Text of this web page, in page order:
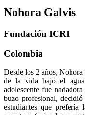
Nohora Galvis
Fundación ICRI
Colombia
Desde los 2 años, Nohora
de la vida bajo el
adolescente fue
buzo profesional,
estudiantes que